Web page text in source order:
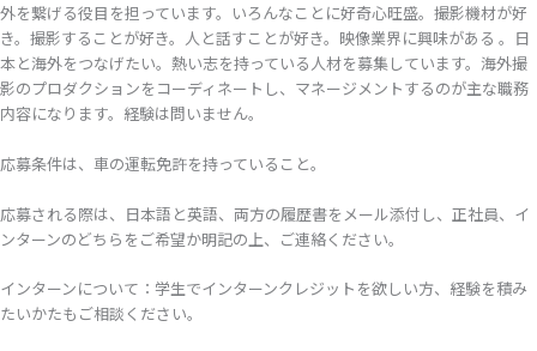
外を繋げる役目を担っています。いろんなことに好奇心旺盛。撮影機材が好
き。撮影することが好き。人と話すことが好き。映像業界に興味がある 。日
本と海外をつなげたい。熱い志を持っている人材を募集しています。海外撮
影のプロダクションをコーディネートし、マネージメントするのが主な職務
内容になります。経験は問いません。
応募条件は、車の運転免許を持っていること。
応募される際は、日本語と英語、両方の履歴書をメール添付し、正社員、イ
ンターンのどちらをご希望か明記の上、ご連絡ください。
インターンについて：学生でインターンクレジットを欲しい方、経験を積み
たいかたもご相談ください。